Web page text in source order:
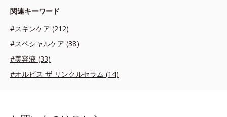
関連キーワード
#スキンケア (212)
#スペシャルケア (38)
#美容液 (33)
#オルビス ザ リンクルセラム (14)